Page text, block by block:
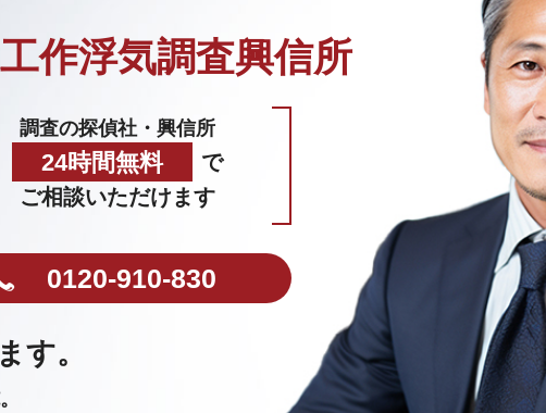
作浮気調査興信所
調査の探偵社・興信所
24時間無料
で
ご相談いただけます
0120-910-830
す。